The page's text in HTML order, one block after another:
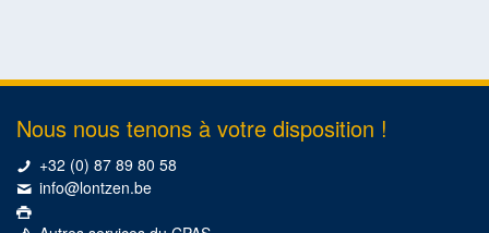
Nous nous tenons à votre disposition !
+32 (0) 87 89 80 58
info@lontzen.be